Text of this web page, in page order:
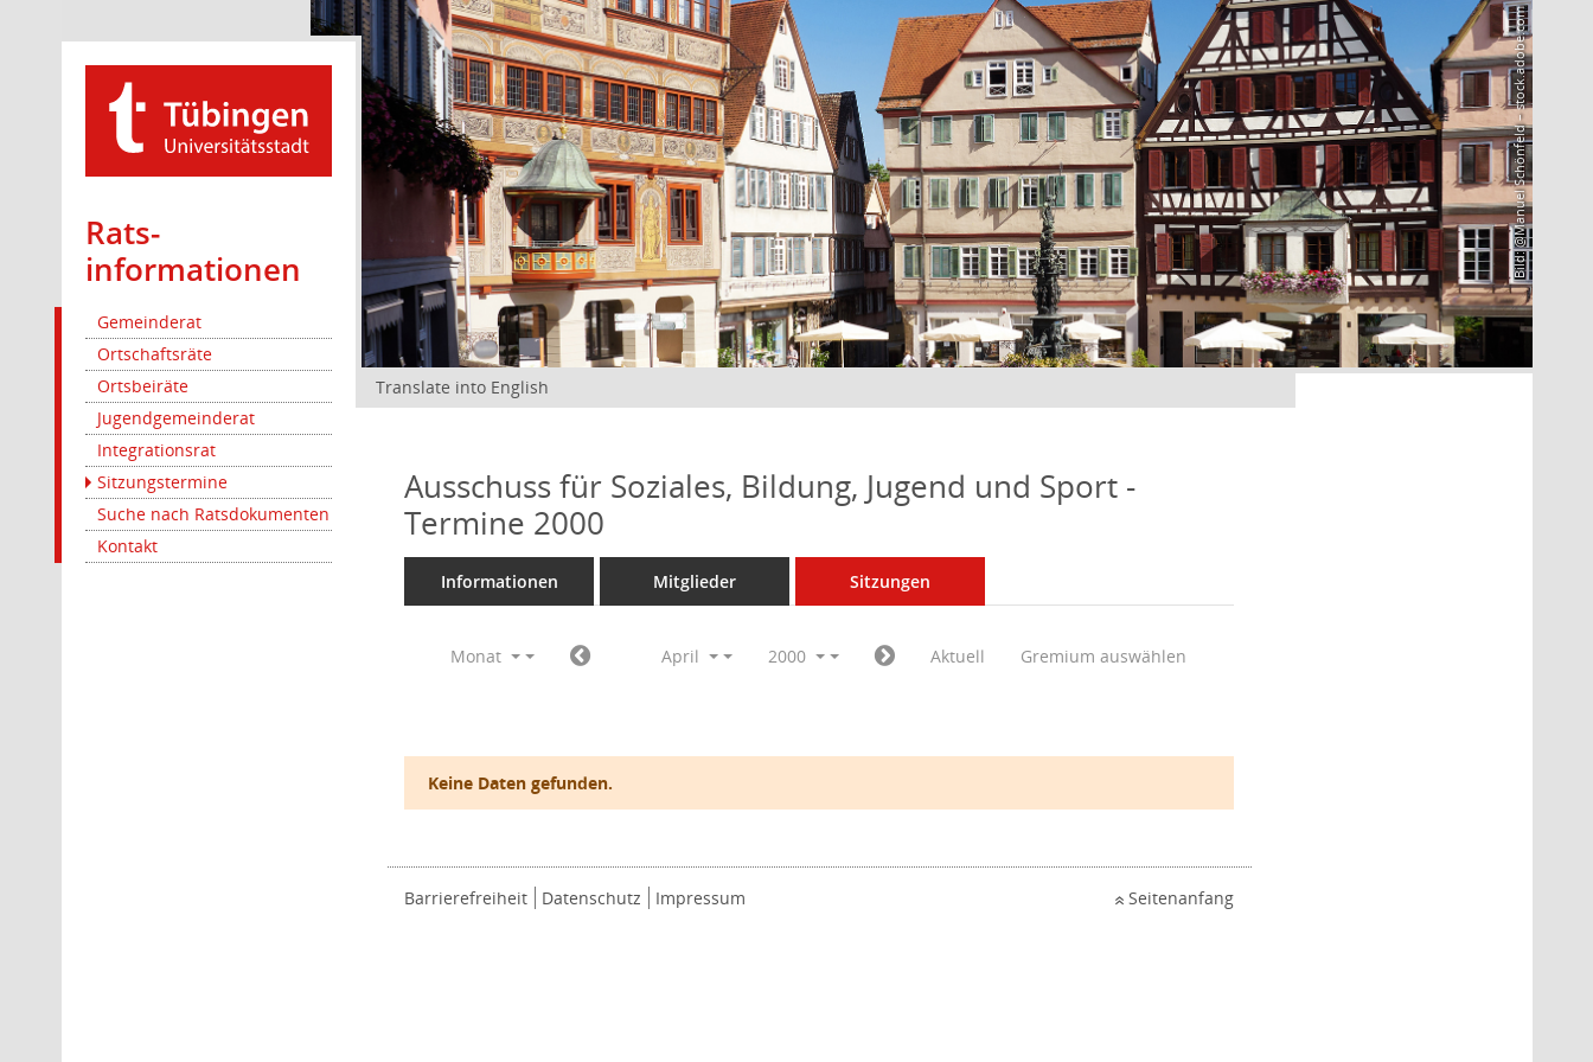
Rats­
informationen
Gemeinderat
Ortschaftsräte
Ortsbeiräte
Jugendgemeinderat
Integrationsrat
Sitzungstermine
Suche nach Ratsdokumenten
Kontakt
Bild: @Manuel Schönfeld – stock.adobe.com
Translate into English
Ausschuss für Soziales, Bildung, Jugend und Sport -
Termine 2000
Informationen Mitglieder Sitzungen
Monat April 2000 Aktuell Gremium auswählen
Keine Daten gefunden.
Barrierefreiheit Datenschutz Impressum Seitenanfang